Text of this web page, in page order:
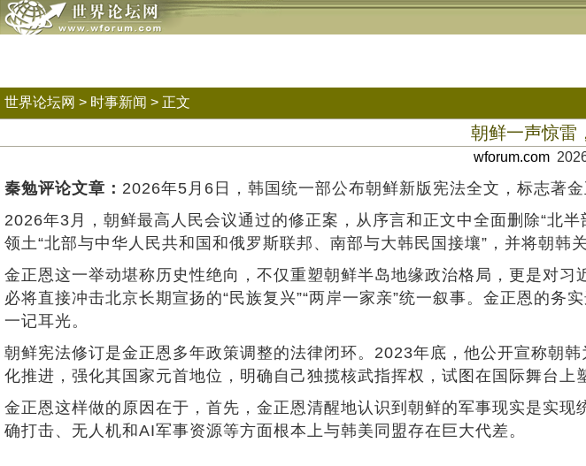
世界论坛网 > 时事新闻 > 正文
朝鲜一声惊雷
wforum.com
秦勉评论文章： 2026年5月6日，韩国统一部公布朝鲜新版宪法全文，标志著
2026年3月，朝鲜最高人民会议通过的修正案，从序言和正文中全面删除“北
领土“北部与中华人民共和国和俄罗斯联邦、南部与大韩民国接壤”，并将朝韩
金正恩这一举动堪称历史性绝向，不仅重塑朝鲜半岛地缘政治格局，更是对
必将直接冲击北京长期宣扬的“民族复兴”“两岸一家亲”统一叙事。金正恩的
一记耳光。
朝鲜宪法修订是金正恩多年政策调整的法律闭环。2023年底，他公开宣称朝
化推进，强化其国家元首地位，明确自己独揽核武指挥权，试图在国际舞台上
金正恩这样做的原因在于，首先，金正恩清醒地认识到朝鲜的军事现实是实
确打击、无人机和AI军事资源等方面根本上与韩美同盟存在巨大代差。